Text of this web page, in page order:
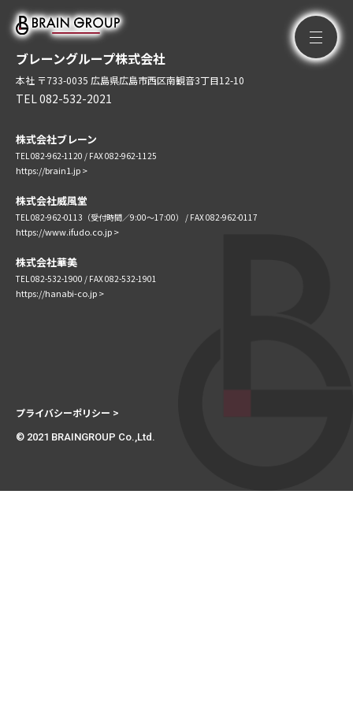
ブレーングループ株式会社
本社 〒733-0035 広島県広島市西区南観音3丁目12-10
TEL 082-532-2021
株式会社ブレーン
TEL 082-962-1120 / FAX 082-962-1125
https://brain1.jp >
株式会社威風堂
TEL 082-962-0113（受付時間／9:00〜17:00） / FAX 082-962-0117
https://www.ifudo.co.jp >
株式会社華美
TEL 082-532-1900 / FAX 082-532-1901
https://hanabi-co.jp >
プライバシーポリシー >
© 2021 BRAINGROUP Co.,Ltd.